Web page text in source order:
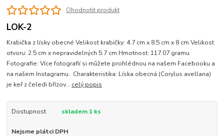
Ohodnotit produkt
LOK-2
Krabička z lísky obecné Velikost krabičky: 4.7 cm x 8.5 cm x 8 cm Velikost
otvoru: 2.5 cm x nepravidelných 5.7 cm Hmotnost: 117.07 gramu
Fotografie: Více fotografií si můžete prohlédnou na našem Facebooku a
na našem Instagramu. Charakteristika: Líska obecná (Corylus avellana)
je keř z čeledi břízov... celý popis
Dostupnost skladem 1 ks
Nejsme plátci DPH